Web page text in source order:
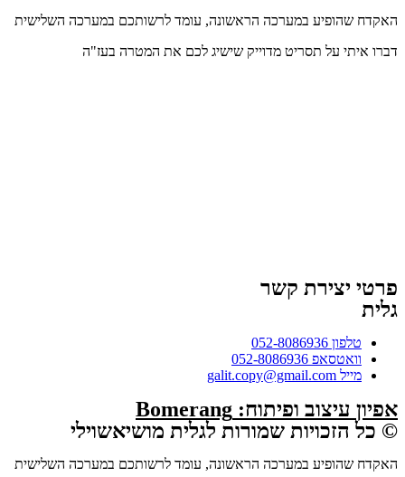
האקדח שהופיע במערכה הראשונה, עומד לרשותכם במערכה השלישית​
דברו איתי על תסריט מדוייק שישיג לכם את המטרה בעז"ה
פרטי יצירת קשר
גלית
טלפון 052-8086936
וואטסאפ 052-8086936
מייל galit.copy@gmail.com
אפיון עיצוב ופיתוח: Bomerang
© כל הזכויות שמורות לגלית מושיאשוילי
האקדח שהופיע במערכה הראשונה, עומד לרשותכם במערכה השלישית​